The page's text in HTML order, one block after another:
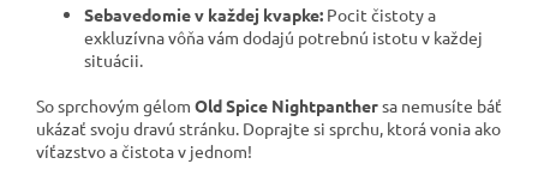
Sebavedomie v každej kvapke: Pocit čistoty a
exkluzívna vôňa vám dodajú potrebnú istotu v každej
situácii.
So sprchovým gélom Old Spice Nightpanthersa nemusíte báť
ukázať svoju dravú stránku. Doprajte si sprchu, ktorá vonia ako
víťazstvo a čistota v jednom!